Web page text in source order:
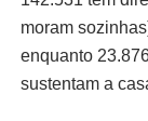
moram
enquanto
sustentam a